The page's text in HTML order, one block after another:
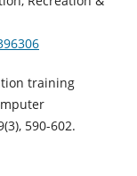
training
590-602.